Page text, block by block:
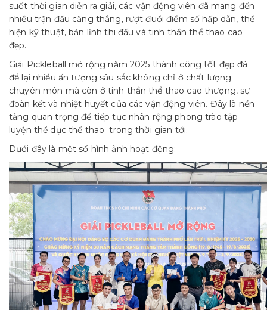
suốt thời gian diễn ra giải, các vận động viên đã mang đến
nhiều trận đấu căng thẳng, rượt đuổi điểm số hấp dẫn, thể
hiện kỹ thuật, bản lĩnh thi đấu và tinh thần thể thao cao
đẹp.
Giải Pickleball mở rộng năm 2025 thành công tốt đẹp đã
để lại nhiều ấn tượng sâu sắc không chỉ ở chất lượng
chuyên môn mà còn ở tinh thần thể thao cao thượng, sự
đoàn kết và nhiệt huyết của các vận động viên. Đây là nền
tảng quan trọng để tiếp tục nhân rộng phong trào tập
luyện thể dục thể thao trong thời gian tới.
Dưới đây là một số hình ảnh hoạt động: